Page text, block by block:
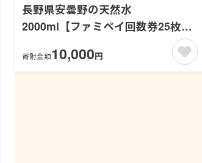
長野県安曇野の天然水
2000ml【ファミペイ回数券25枚セ
寄附金額10,000円